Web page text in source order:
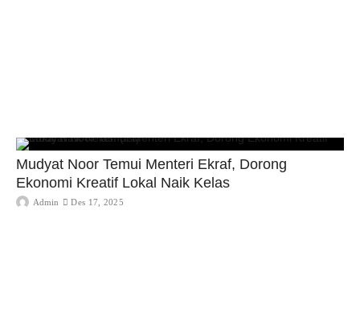
Mudyat Noor Temui Menteri Ekraf, Dorong
Ekonomi Kreatif Lokal Naik Kelas
Admin Des 17, 2025